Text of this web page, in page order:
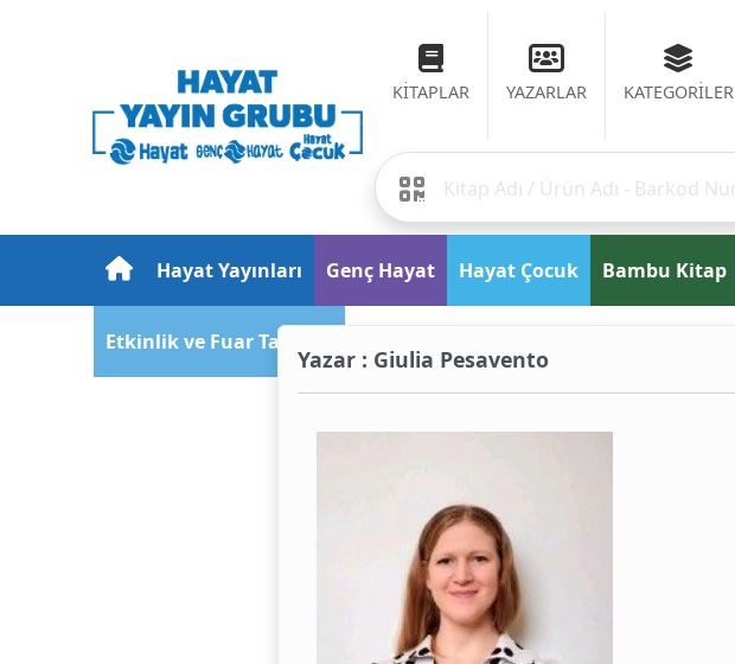
KİTAPLAR YAZARLAR KATEGORİLER
Hayat Yayınları Genç Hayat Hayat Çocuk Bambu Kitap
Etkinlik ve Fuar Takvimi
Yazar : Giulia Pesavento